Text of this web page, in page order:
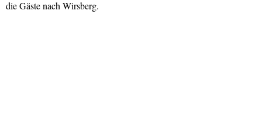
die Gäste nach Wirsberg.